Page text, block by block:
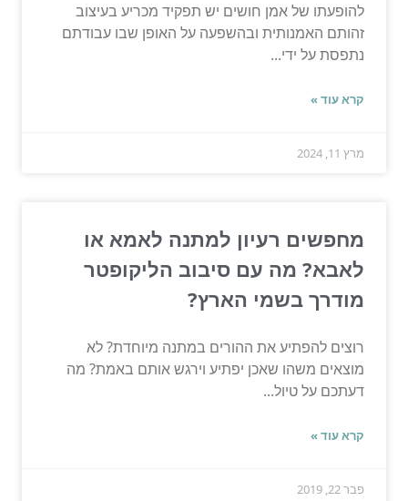
להופעתו של אמן חושים יש תפקיד מכריע בעיצוב
זהותם האמנותית ובהשפעה על האופן שבו עבודתם
נתפסת על ידי...
קרא עוד »
מרץ 11, 2024
מחפשים רעיון למתנה לאמא או
לאבא? מה עם סיבוב הליקופטר
מודרך בשמי הארץ?
רוצים להפתיע את ההורים במתנה מיוחדת? לא
מוצאים משהו שאכן יפתיע וירגש אותם באמת? מה
דעתכם על טיול...
קרא עוד »
פבר 22, 2019